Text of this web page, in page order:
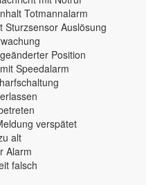
Totmannalarm
Sturzsensor Auslösung
Position
Speedalarm
verspätet
alt
Alarm
falsch